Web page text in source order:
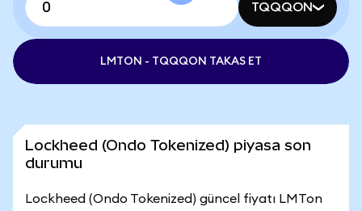
TQQQON
LMTON - TQQQON TAKAS ET
Lockheed (Ondo Tokenized) piyasa son
durumu
Lockheed (Ondo Tokenized) güncel fiyatı LMTon